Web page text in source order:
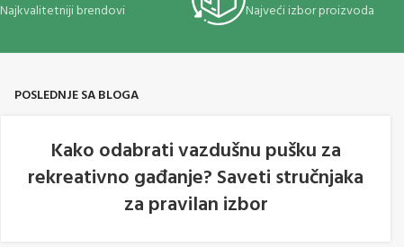
Najkvalitetniji brendovi
Najveći izbor proizvoda
POSLEDNJE SA BLOGA
Kako odabrati vazdušnu pušku za
rekreativno gađanje? Saveti stručnjaka
za pravilan izbor